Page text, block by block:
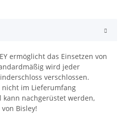
ermöglicht das Einsetzen von
wird jeder
verschlossen.
nicht im Lieferumfang
nachgerüstet werden,
Bisley!